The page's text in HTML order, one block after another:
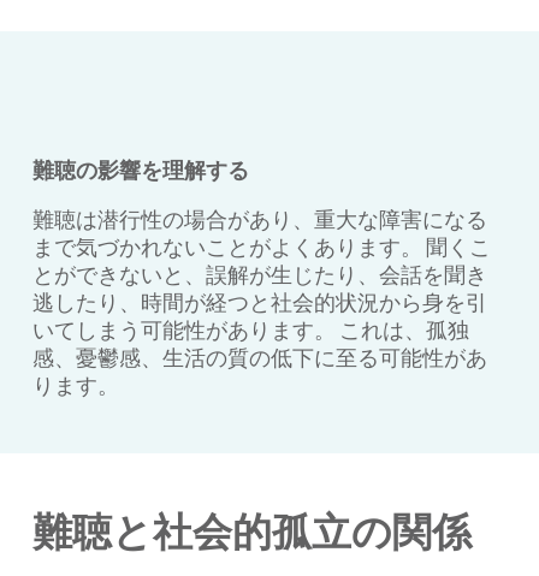
難聴の影響を理解する
難聴は潜行性の場合があり、重大な障害になる
まで気づかれないことがよくあります。 聞くこ
とができないと、誤解が生じたり、会話を聞き
逃したり、時間が経つと社会的状況から身を引
いてしまう可能性があります。 これは、孤独
感、憂鬱感、生活の質の低下に至る可能性があ
ります。
難聴と社会的孤立の関係